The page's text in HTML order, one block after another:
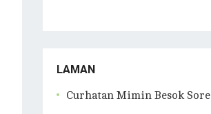
LAMAN
Curhatan Mimin Besok Sore